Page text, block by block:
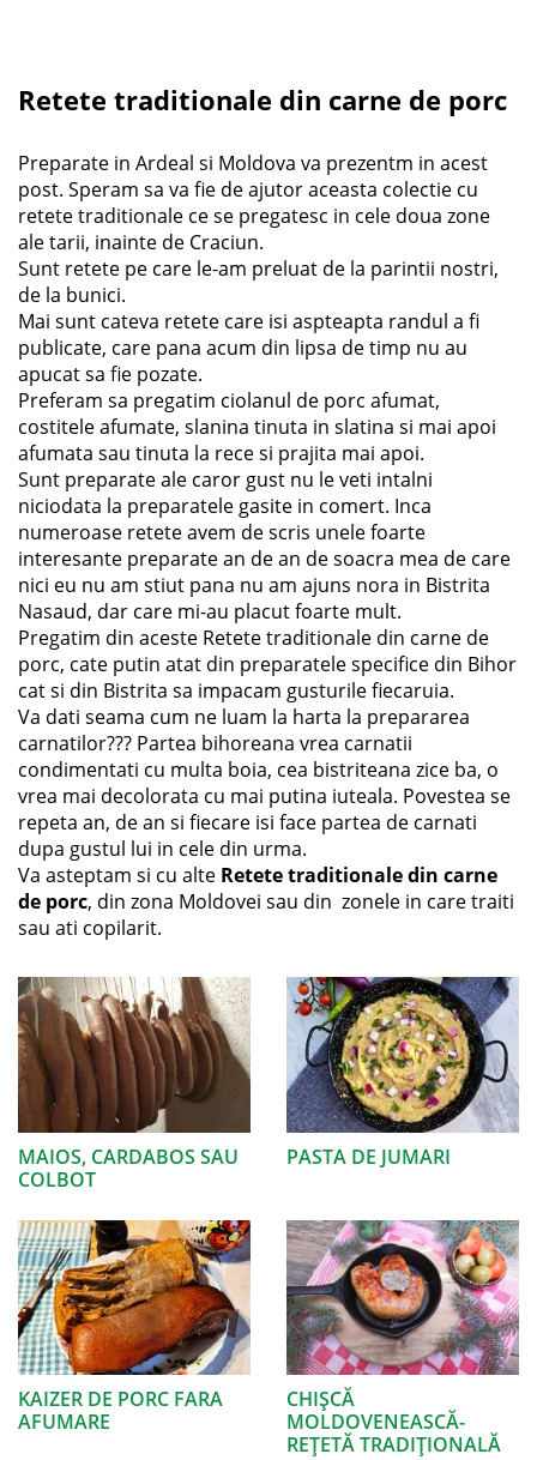
Retete traditionale din carne de porc
Preparate in Ardeal si Moldova va prezentm in acest
post. Speram sa va fie de ajutor aceasta colectie cu
retete traditionale ce se pregatesc in cele doua zone
ale tarii, inainte de Craciun.
Sunt retete pe care le-am preluat de la parintii nostri,
de la bunici.
Mai sunt cateva retete care isi aspteapta randul a fi
publicate, care pana acum din lipsa de timp nu au
apucat sa fie pozate.
Preferam sa pregatim ciolanul de porc afumat,
costitele afumate, slanina tinuta in slatina si mai apoi
afumata sau tinuta la rece si prajita mai apoi.
Sunt preparate ale caror gust nu le veti intalni
niciodata la preparatele gasite in comert. Inca
numeroase retete avem de scris unele foarte
interesante preparate an de an de soacra mea de care
nici eu nu am stiut pana nu am ajuns nora in Bistrita
Nasaud, dar care mi-au placut foarte mult.
Pregatim din aceste Retete traditionale din carne de
porc, cate putin atat din preparatele specifice din Bihor
cat si din Bistrita sa impacam gusturile fiecaruia.
Va dati seama cum ne luam la harta la prepararea
carnatilor??? Partea bihoreana vrea carnatii
condimentati cu multa boia, cea bistriteana zice ba, o
vrea mai decolorata cu mai putina iuteala. Povestea se
repeta an, de an si fiecare isi face partea de carnati
dupa gustul lui in cele din urma.
Va asteptam si cu alte Retete traditionale din carne
de porc, din zona Moldovei sau din zonele in care traiti
sau ati copilarit.
MAIOS, CARDABOS SAU
COLBOT
PASTA DE JUMARI
KAIZER DE PORC FARA
AFUMARE
CHIȘCĂ
MOLDOVENEASCĂ-
REȚETĂ TRADIȚIONALĂ